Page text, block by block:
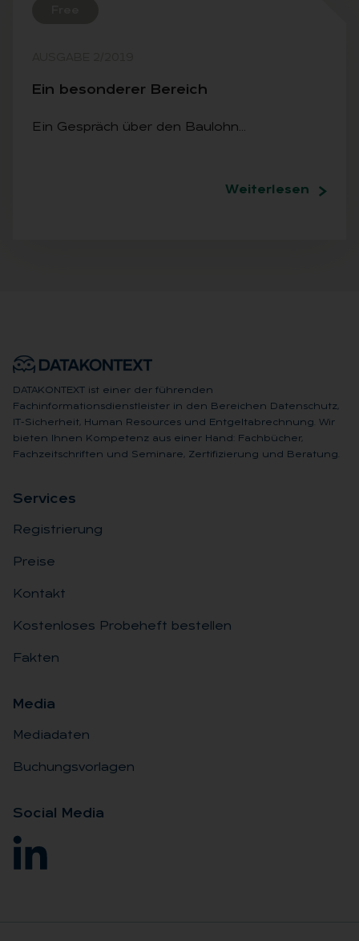
Ein be­son­de­rer Be­reich
Ein Gespräch über den Baulohn…
Weiterlesen
DATAKONTEXT ist einer der führenden
Fachinformationsdienstleister in den Bereichen Datenschutz,
IT-Sicherheit, Human Resources und Entgeltabrechnung. Wir
bieten Ihnen Kompetenz aus einer Hand: Fachbücher,
Fachzeitschriften und Seminare, Zertifizierung und Beratung.
Ser­vices
Registrierung
Preise
Kontakt
Kostenloses Probeheft bestellen
Fakten
Me­dia
Mediadaten
Buchungsvorlagen
So­ci­al Me­dia